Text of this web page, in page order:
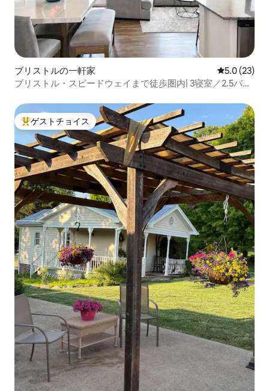
ブリストルの一軒家 レビュー23
5.0 (23)
ブリストル・スピードウェイまで徒歩圏内| 3寝室／2.5バス
大好評のゲストチョイスです。
ゲストチョイス